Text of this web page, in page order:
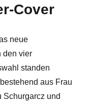
Cover
neue
den vier
standen
aus Frau
Schurgarcz und